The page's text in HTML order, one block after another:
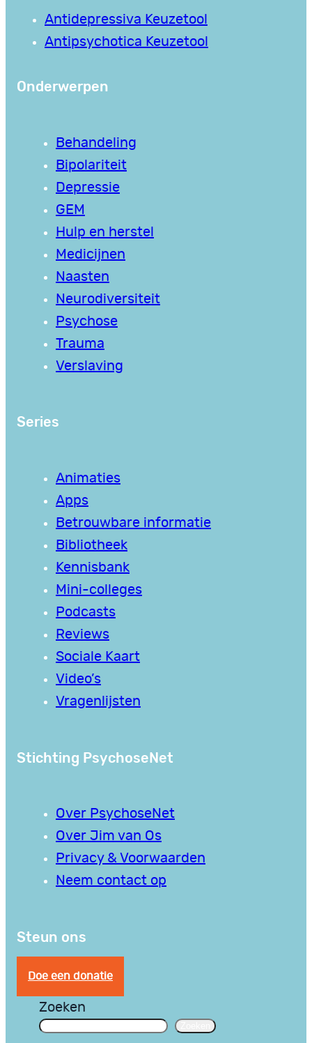
Antidepressiva Keuzetool
Antipsychotica Keuzetool
Onderwerpen
Behandeling
Bipolariteit
Depressie
GEM
Hulp en herstel
Medicijnen
Naasten
Neurodiversiteit
Psychose
Trauma
Verslaving
Series
Animaties
Apps
Betrouwbare informatie
Bibliotheek
Kennisbank
Mini-colleges
Podcasts
Reviews
Sociale Kaart
Video’s
Vragenlijsten
Stichting PsychoseNet
Over PsychoseNet
Over Jim van Os
Privacy & Voorwaarden
Neem contact op
Steun ons
Doe een donatie
Zoeken